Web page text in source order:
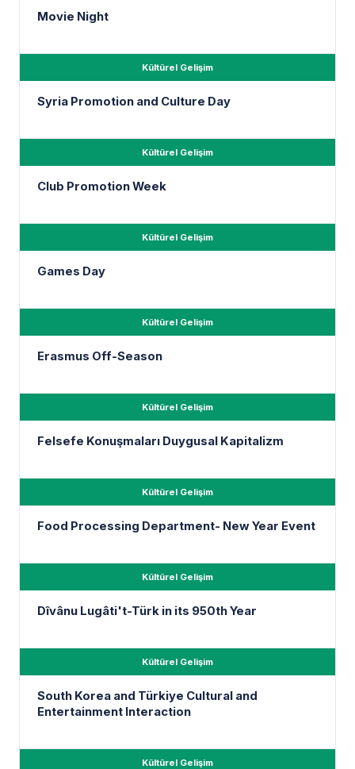
Movie Night
Kültürel Gelişim
Syria Promotion and Culture Day
Kültürel Gelişim
Club Promotion Week
Kültürel Gelişim
Games Day
Kültürel Gelişim
Erasmus Off-Season
Kültürel Gelişim
Felsefe Konuşmaları Duygusal Kapitalizm
Kültürel Gelişim
Food Processing Department- New Year Event
Kültürel Gelişim
Dîvânu Lugâti't-Türk in its 950th Year
Kültürel Gelişim
South Korea and Türkiye Cultural and
Entertainment Interaction
Kültürel Gelişim